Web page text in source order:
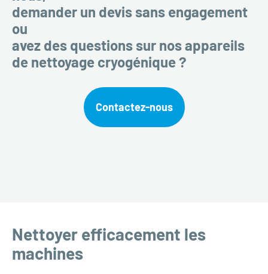
demander un devis sans engagement
ou
avez des questions sur nos appareils
de nettoyage cryogénique ?
Contactez-nous
Nettoyer efficacement les
machines